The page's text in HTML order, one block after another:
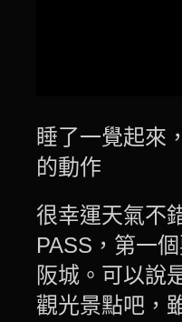
睡了一覺起來
的動作
很幸運天氣不
PASS，第一
阪城。可以說
觀光景點吧，